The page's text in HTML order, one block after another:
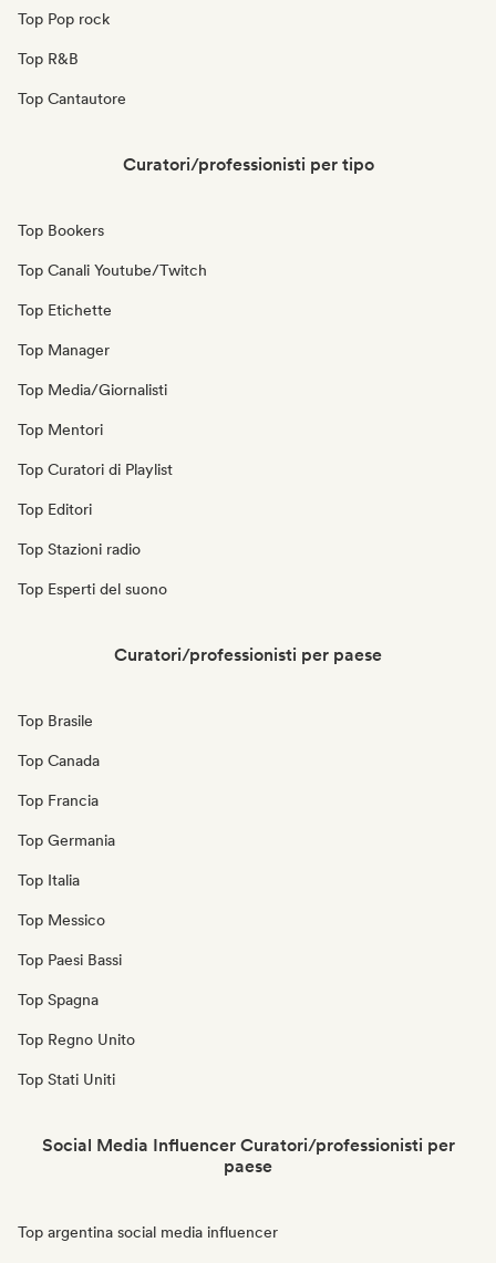
Top Pop rock
Top R&B
Top Cantautore
Curatori/professionisti per tipo
Top Bookers
Top Canali Youtube/Twitch
Top Etichette
Top Manager
Top Media/Giornalisti
Top Mentori
Top Curatori di Playlist
Top Editori
Top Stazioni radio
Top Esperti del suono
Curatori/professionisti per paese
Top Brasile
Top Canada
Top Francia
Top Germania
Top Italia
Top Messico
Top Paesi Bassi
Top Spagna
Top Regno Unito
Top Stati Uniti
Social Media Influencer Curatori/professionisti per
paese
Top argentina social media influencer